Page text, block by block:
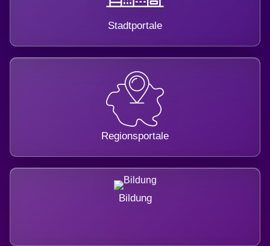
Stadtportale
Regionsportale
Bildung